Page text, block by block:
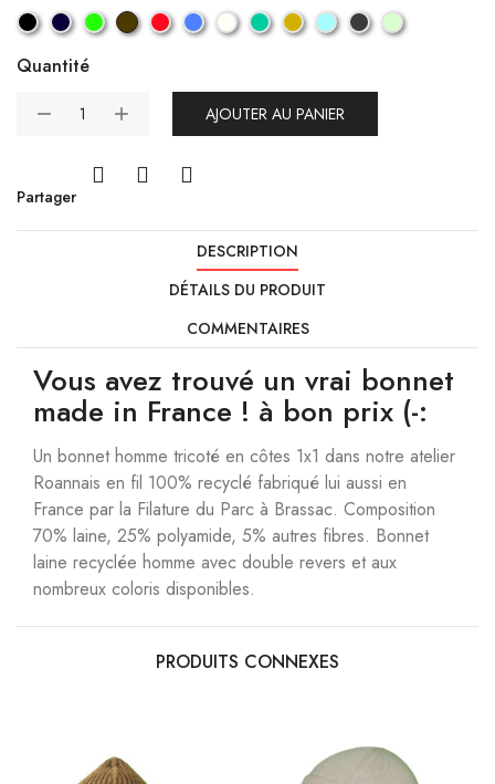
Quantité
AJOUTER AU PANIER
Partager
DESCRIPTION
DÉTAILS DU PRODUIT
COMMENTAIRES
Vous avez trouvé un vrai bonnet
made in France ! à bon prix (-:
Un bonnet homme tricoté en côtes 1x1 dans notre atelier
Roannais en fil 100% recyclé fabriqué lui aussi en
France par la Filature du Parc à Brassac. Composition
70% laine, 25% polyamide, 5% autres fibres. Bonnet
laine recyclée homme avec double revers et aux
nombreux coloris disponibles.
PRODUITS CONNEXES